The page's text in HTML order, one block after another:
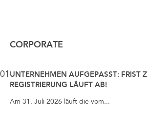
CORPORATE
01 UNTERNEHMEN AUFGEPASST: FRIST
REGISTRIERUNG LÄUFT AB!
Am 31. Juli 2026 läuft die vom...